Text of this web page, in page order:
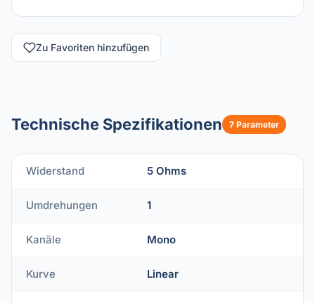
Zu Favoriten hinzufügen
Technische Spezifikationen 7 Parameter
Widerstand 5 Ohms
Umdrehungen 1
Kanäle Mono
Kurve Linear